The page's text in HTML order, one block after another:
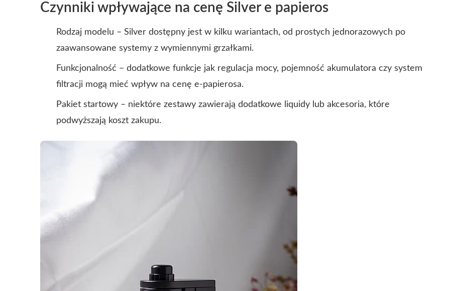
Czynniki wpływające na cenę Silver e papieros
Rodzaj modelu – Silver dostępny jest w kilku wariantach, od prostych jednorazowych po
zaawansowane systemy z wymiennymi grzałkami.
Funkcjonalność – dodatkowe funkcje jak regulacja mocy, pojemność akumulatora czy system
filtracji mogą mieć wpływ na cenę e-papierosa.
Pakiet startowy – niektóre zestawy zawierają dodatkowe liquidy lub akcesoria, które
podwyższają koszt zakupu.